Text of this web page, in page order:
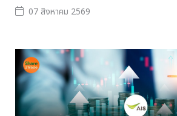
07 สิงหาคม 2569